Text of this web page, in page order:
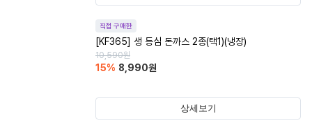
직접 구매한
[KF365] 생 등심 돈까스 2종(택1)(냉장)
10,590원
15% 8,990원
상세보기